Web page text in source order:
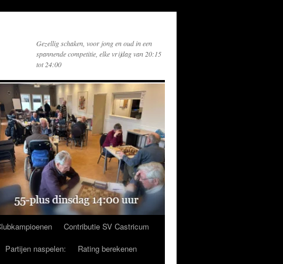
Gezellig schaken, voor jong en oud in een
spannende competitie, elke vrijdag van 20:15
tot 24:00
Contributie SV Castricum
Partijen naspelen:
Rating berekenen